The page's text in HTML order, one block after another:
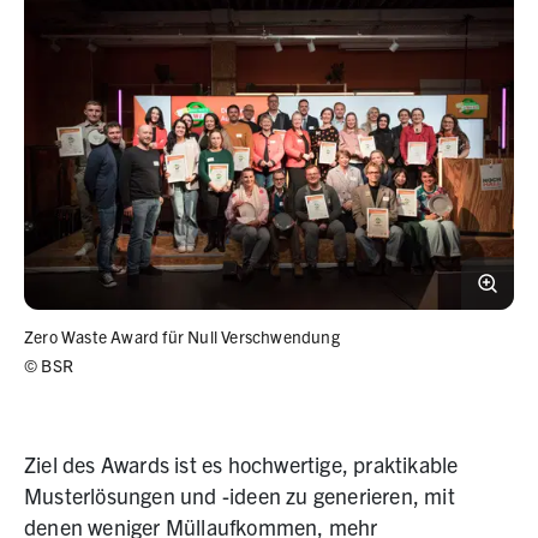
Zero Waste Award für Null Verschwendung
© BSR
Ziel des Awards ist es hochwertige, praktikable
Musterlösungen und -ideen zu generieren, mit
denen weniger Müllaufkommen, mehr